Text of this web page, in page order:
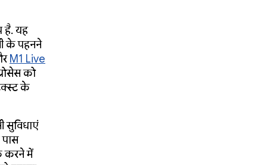
है. यह
के पहनने
M1 Live
को
के
सुविधाएं
करने में